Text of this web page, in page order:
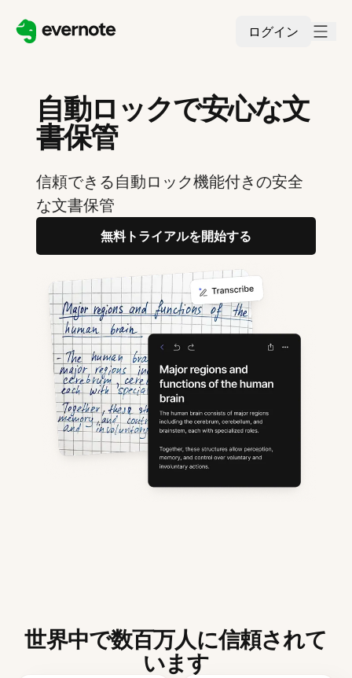
ログイン
自動ロックで安心な文
書保管
信頼できる自動ロック機能付きの安全
な文書保管
無料トライアルを開始する
世界中で数百万人に信頼されて
います